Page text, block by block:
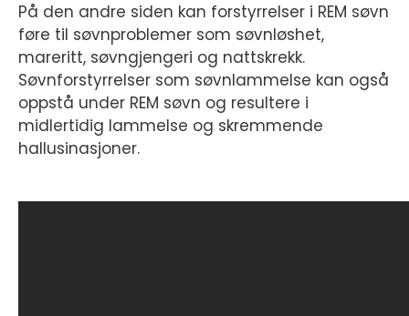
På den andre siden kan forstyrrelser i REM søvn
føre til søvnproblemer som søvnløshet,
mareritt, søvngjengeri og nattskrekk.
Søvnforstyrrelser som søvnlammelse kan også
oppstå under REM søvn og resultere i
midlertidig lammelse og skremmende
hallusinasjoner.